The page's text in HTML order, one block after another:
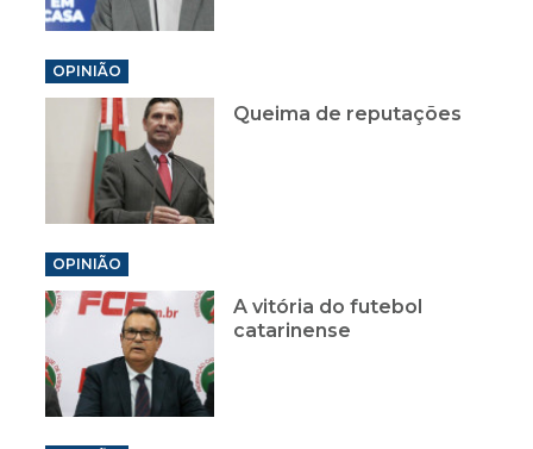
OPINIÃO
Queima de reputações
OPINIÃO
A vitória do futebol
catarinense